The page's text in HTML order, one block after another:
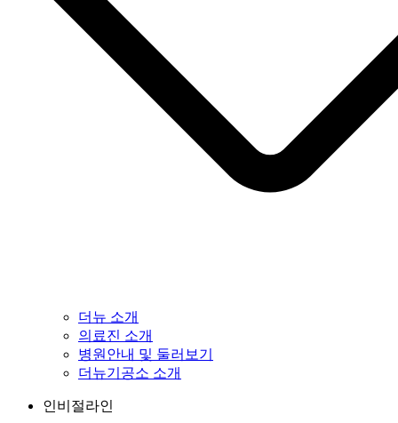
더뉴 소개
의료진 소개
병원안내 및 둘러보기
더뉴기공소 소개
인비절라인